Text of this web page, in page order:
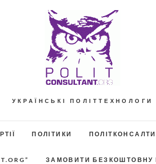
УКРАЇНСЬКІ ПОЛІТТЕХНОЛОГИ
ПОЛІТИКИ
ЗАМОВИТИ БЕЗКОШТОВНУ